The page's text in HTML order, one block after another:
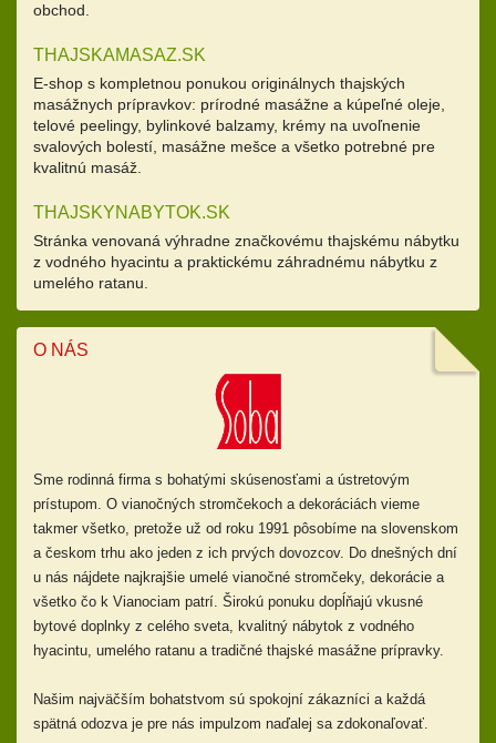
obchod.
THAJSKAMASAZ.SK
E-shop s kompletnou ponukou originálnych thajských
masážnych prípravkov: prírodné masážne a kúpeľné oleje,
telové peelingy, bylinkové balzamy, krémy na uvoľnenie
svalových bolestí, masážne mešce a všetko potrebné pre
kvalitnú masáž.
THAJSKYNABYTOK.SK
Stránka venovaná výhradne značkovému thajskému nábytku
z vodného hyacintu a praktickému záhradnému nábytku z
umelého ratanu.
O NÁS
Sme rodinná firma s bohatými skúsenosťami a ústretovým
prístupom. O vianočných stromčekoch a dekoráciách vieme
takmer všetko, pretože už od roku 1991 pôsobíme na slovenskom
a českom trhu ako jeden z ich prvých dovozcov. Do dnešných dní
u nás nájdete najkrajšie umelé vianočné stromčeky, dekorácie a
všetko čo k Vianociam patrí. Širokú ponuku dopĺňajú vkusné
bytové doplnky z celého sveta, kvalitný nábytok z vodného
hyacintu, umelého ratanu a tradičné thajské masážne prípravky.
Našim najväčším bohatstvom sú spokojní zákazníci a každá
spätná odozva je pre nás impulzom naďalej sa zdokonaľovať.